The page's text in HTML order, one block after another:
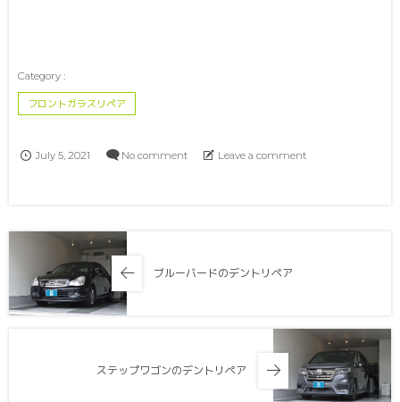
フロントガラスリペア
July 5,2021 No comment Leave a comment
ブルーバードのデントリペア
ステップワゴンのデントリペア